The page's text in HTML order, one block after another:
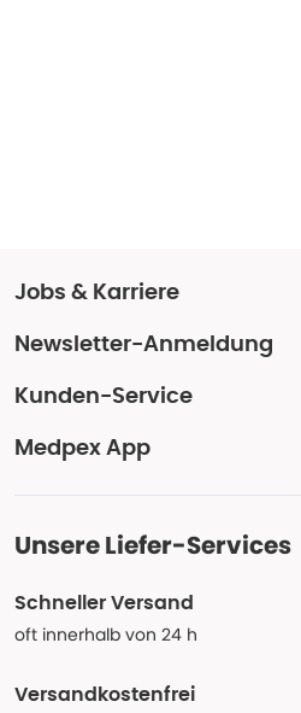
Jobs & Karriere
Newsletter-Anmeldung
Kunden-Service
Medpex App
Unsere Liefer-Services
Schneller Versand
oft innerhalb von 24 h
Versandkostenfrei